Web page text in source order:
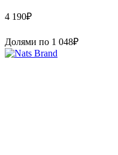
4 190₽
Долями по 1 048₽